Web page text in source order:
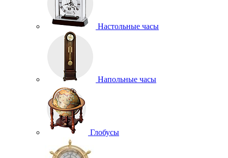
Настольные часы
Напольные часы
Глобусы